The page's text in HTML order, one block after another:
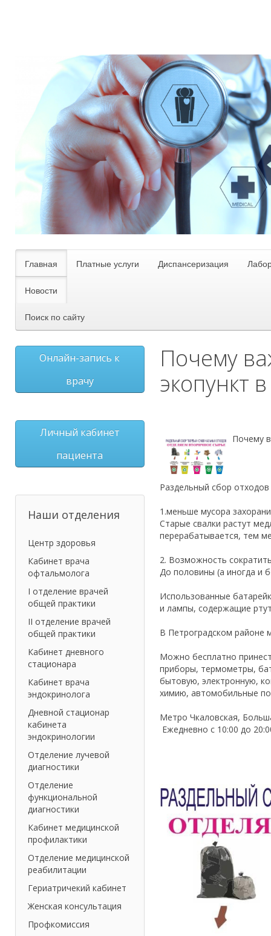
Главная Платные услуги Диспансеризация
Новости
Поиск по сайту
Почему
экопункт
Почему
Раздельный сбор
1.меньше мусора
Старые свалки растут
перерабатывается, тем
2. Возможность
До половины (а иногда и
Использованные
и лампы, содержащие
В Петроградском районе
Можно бесплатно
приборы, термометры,
бытовую, электронную,
химию, автомобильные
Метро Чкаловская,
Ежедневно с 10:00 до
Онлайн-запись к
врачу
Личный кабинет
пациента
Наши отделения
Центр здоровья
Кабинет врача
офтальмолога
I отделение врачей
общей практики
II отделение врачей
общей практики
Кабинет дневного
стационара
Кабинет врача
эндокринолога
Дневной стационар
кабинета
эндокринологии
Отделение лучевой
диагностики
Отделение
функциональной
диагностики
Кабинет медицинской
профилактики
Отделение медицинской
реабилитации
Гериатричекий кабинет
Женская консультация
Профкомиссия